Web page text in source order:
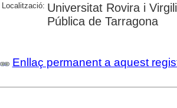
Localització: Universitat Rovira i
Pública de Tarragona
Enllaç permanent a aquest